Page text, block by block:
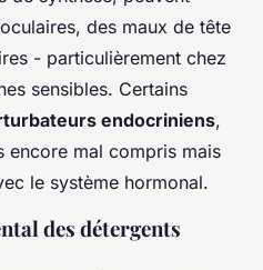
des maux de tête
- particulièrement chez
sensibles. Certains
endocriniens,
encore mal compris mais
le système hormonal.
des détergents